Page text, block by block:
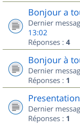
Bonjour a
Dernier
13:02
Réponses : 4
Bonjour à
Dernier
Réponses : 1
Presentation
Dernier
Réponses : 1